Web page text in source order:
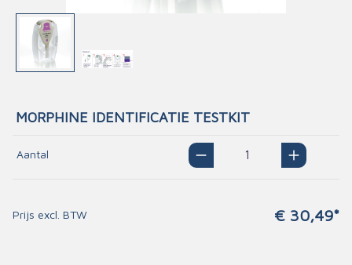
MORPHINE IDENTIFICATIE TESTKIT
Aantal
Prijs excl. BTW € 30,49*